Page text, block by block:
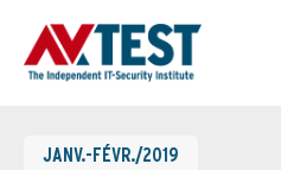
JANV.-FÉVR./2019